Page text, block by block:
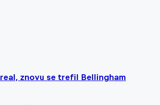
znovu se trefil Bellingham